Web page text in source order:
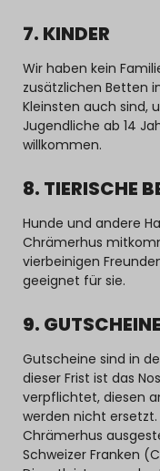
7. KINDER
Wir haben kein
zusätzlichen Betten
Kleinsten auch sind,
Jugendliche ab 14
willkommen.
8. TIERISCHE
Hunde und andere
Chrämerhus
vierbeinigen
geeignet für sie.
9. GUTSCHEINE
Gutscheine sind in
dieser Frist ist das
verpflichtet, diesen
werden nicht ersetzt.
Chrämerhus
Schweizer Franken